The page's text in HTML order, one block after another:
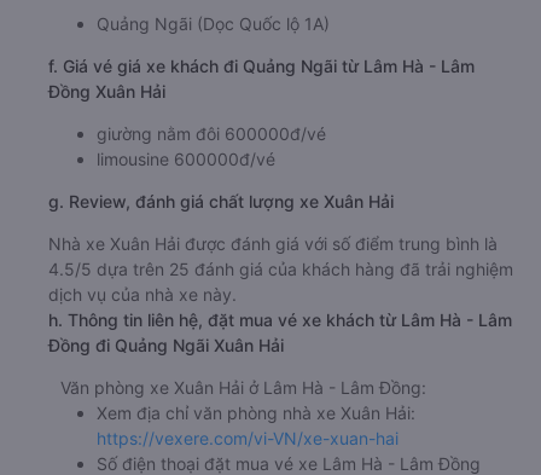
Quảng Ngãi (Dọc Quốc lộ 1A)
f. Giá vé giá xe khách đi Quảng Ngãi từ Lâm Hà - Lâm
Đồng Xuân Hải
giường nằm đôi 600000đ/vé
limousine 600000đ/vé
g. Review, đánh giá chất lượng xe Xuân Hải
Nhà xe Xuân Hải được đánh giá với số điểm trung bình là
4.5/5 dựa trên 25 đánh giá của khách hàng đã trải nghiệm
dịch vụ của nhà xe này.
h. Thông tin liên hệ, đặt mua vé xe khách từ Lâm Hà - Lâm
Đồng đi Quảng Ngãi Xuân Hải
Văn phòng xe Xuân Hải ở Lâm Hà - Lâm Đồng:
Xem địa chỉ văn phòng nhà xe Xuân Hải:
https://vexere.com/vi-VN/xe-xuan-hai
Số điện thoại đặt mua vé xe Lâm Hà - Lâm Đồng